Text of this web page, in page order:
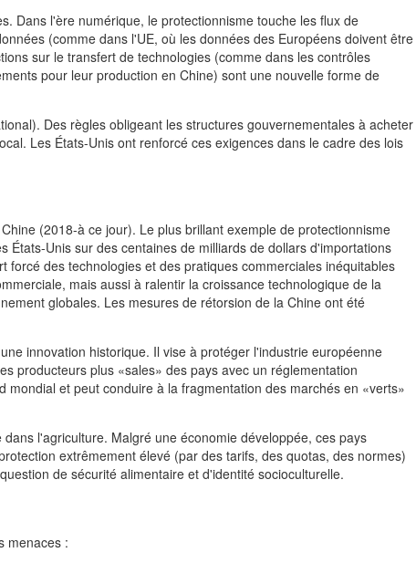
Dans l'ère numérique, le protectionnisme touche les flux de
(comme dans l'UE, où les données des Européens doivent être
sur le transfert de technologies (comme dans les contrôles
pour leur production en Chine) sont une nouvelle forme de
Des règles obligeant les structures gouvernementales à acheter
Les États-Unis ont renforcé ces exigences dans le cadre des lois
(2018-à ce jour). Le plus brillant exemple de protectionnisme
États-Unis sur des centaines de milliards de dollars d'importations
forcé des technologies et des pratiques commerciales inéquitables
mais aussi à ralentir la croissance technologique de la
globales. Les mesures de rétorsion de la Chine ont été
innovation historique. Il vise à protéger l'industrie européenne
producteurs plus «sales» des pays avec un réglementation
mondial et peut conduire à la fragmentation des marchés en «verts»
l'agriculture. Malgré une économie développée, ces pays
extrêmement élevé (par des tarifs, des quotas, des normes)
de sécurité alimentaire et d'identité socioculturelle.
menaces :